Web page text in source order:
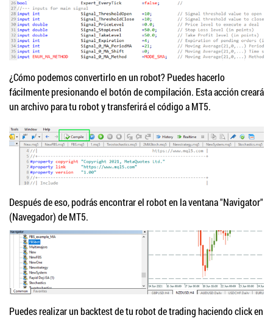
¿Cómo podemos convertirlo en un robot? Puedes hacerlo
fácilmente presionando el botón de compilación. Esta acción creará
un archivo para tu robot y transferirá el código a MT5.
Después de eso, podrás encontrar el robot en la ventana "Navigator"
(Navegador) de MT5.
Puedes realizar un backtest de tu robot de trading haciendo click en